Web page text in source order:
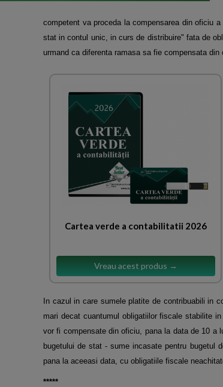
competent va proceda la compensarea din oficiu
stat in contul unic, in curs de distribuire" fata de
urmand ca diferenta ramasa sa fie compensata din
Cartea verde a contabilitatii 2026
Vreau acest produs →
In cazul in care sumele platite de contribuabili in
mari decat cuantumul obligatiilor fiscale stabilite
vor fi compensate din oficiu, pana la data de 10 a
bugetului de stat - sume incasate pentru bugetul
pana la aceeasi data, cu obligatiile fiscale
*****